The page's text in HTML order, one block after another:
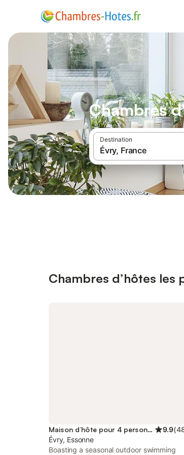
Chambres
Destination
Chambres d’hôtes les
Maison d’hôte pour 4 personnes 9.9(
Évry, Essonne
Boasting a seasonal outdoor swimming